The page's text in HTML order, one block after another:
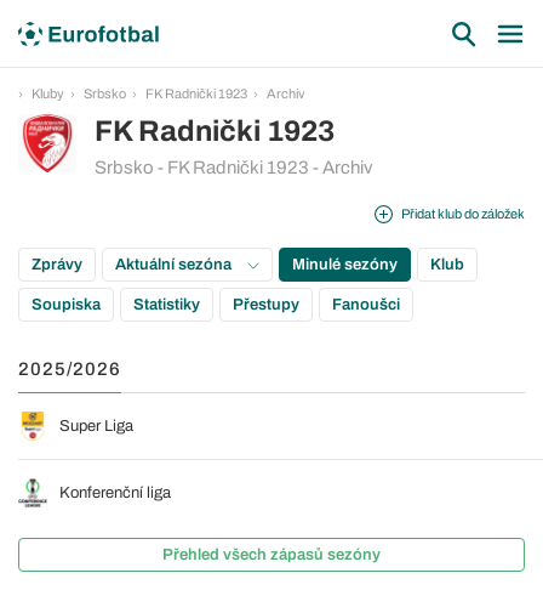
Kluby Srbsko FK Radnički 1923 Archiv
FK Radnički 1923
Srbsko - FK Radnički 1923 - Archiv
Přidat klub do záložek
Zprávy Aktuální sezóna Minulé sezóny Klub
Soupiska Statistiky Přestupy Fanoušci
2025/2026
Super Liga
Konferenční liga
Přehled všech zápasů sezóny